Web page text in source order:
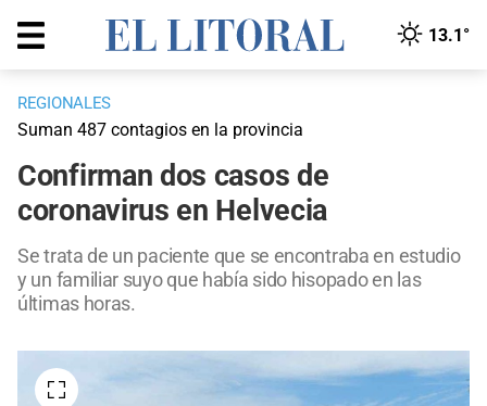
13.1°
REGIONALES
Suman 487 contagios en la provincia
Confirman dos casos de
coronavirus en Helvecia
Se trata de un paciente que se encontraba en estudio
y un familiar suyo que había sido hisopado en las
últimas horas.